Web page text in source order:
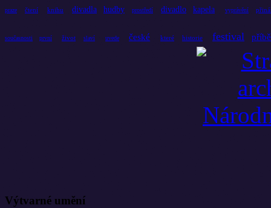
praze čtení knihu divadla hudby prostředí divadlo kapela vyprávění
současnosti první život slaví uvede české které historie festival
Výtvarné umění